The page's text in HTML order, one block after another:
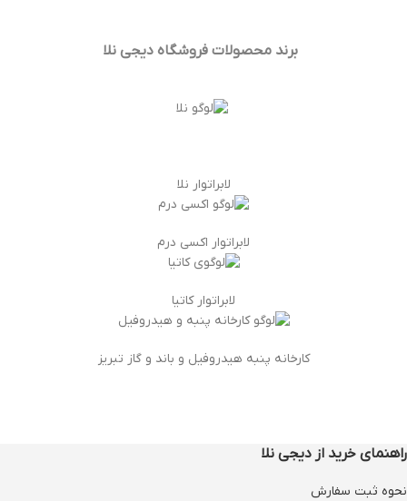
برند محصولات فروشگاهدیجی نلا
لابراتوار نلا
لابراتوار اکسی درم
لابراتوار کاتیا
کارخانه پنبه هیدروفیل و باند و گاز تبریز
راهنمای خرید از دیجی نلا
نحوه ثبت سفارش